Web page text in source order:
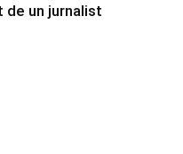
de un jurnalist